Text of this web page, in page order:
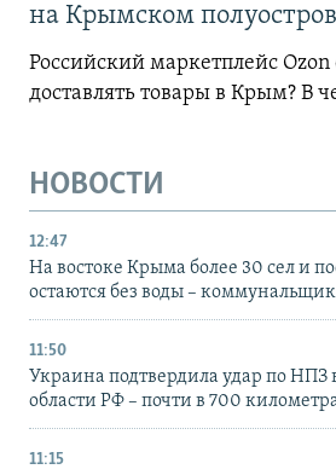
на Крымском
Российский маркетплейс Ozon
доставлять товары в Крым? В
НОВОСТИ
12:47
На востоке Крыма более 30 сел и
остаются без воды –
11:50
Украина подтвердила удар по НПЗ
области РФ – почти в 700
11:15